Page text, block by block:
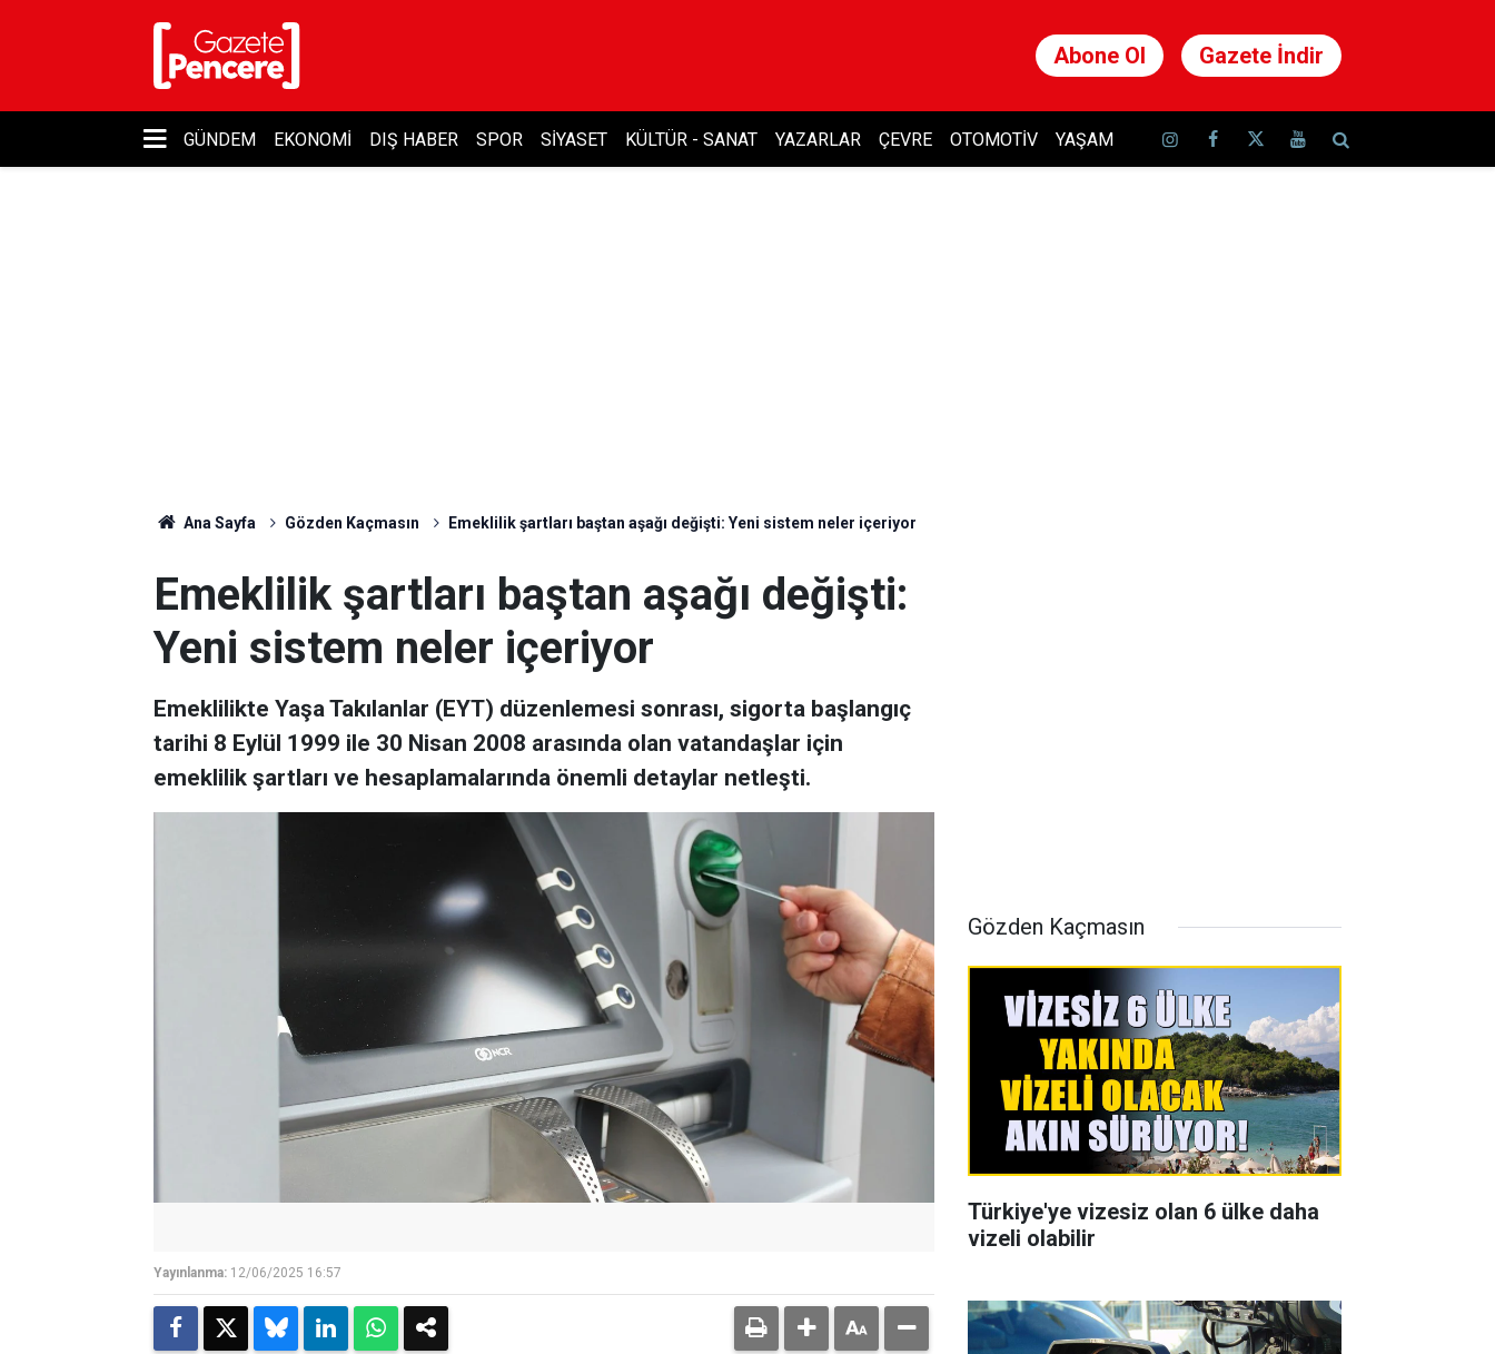
Abone Ol Gazete İndir
GÜNDEM EKONOMI DIŞ HABER SPOR SIYASET KÜLTÜR - SANAT YAZARLAR ÇEVRE OTOMOTIV YAŞAM
Ana Sayfa Gözden Kaçmasın Emeklilik şartları baştan aşağı değişti: Yeni sistem neler içeriyor
Emeklilik şartları baştan aşağı değişti:
Yeni sistem neler içeriyor
Emeklilikte Yaşa Takılanlar (EYT) düzenlemesi sonrası, sigorta başlangıç
tarihi 8 Eylül 1999 ile 30 Nisan 2008 arasında olan vatandaşlar için
emeklilik şartları ve hesaplamalarında önemli detaylar netleşti.
Yayınlanma: 12/06/2025 16:57
Gözden Kaçmasın
Türkiye'ye vizesiz olan 6 ülke daha
vizeli olabilir